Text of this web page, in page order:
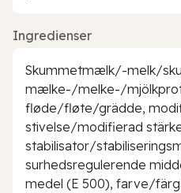
Ingredienser
Skummetmælk/-melk/
mælke-/melke-/
fløde/fløte/grädde,
stivelse/modifierad
stabilisator/
surhedsregulerende
medel (E 500), farve/